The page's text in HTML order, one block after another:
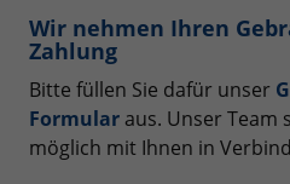
Wir nehmen Ihren
Zahlung
Bitte füllen Sie dafür unser
Formular aus. Unser Team
möglich mit Ihnen in